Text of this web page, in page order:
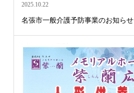
2025.10.22
名張市一般介護予防事業のお知らせ